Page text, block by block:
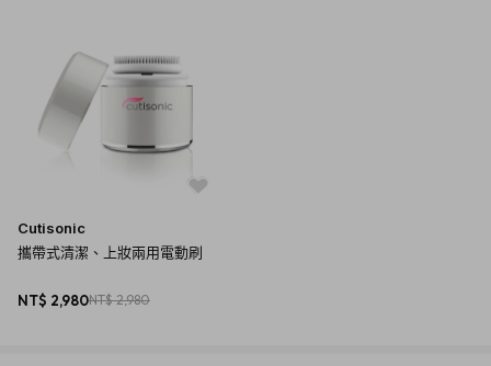
Cutisonic
攜帶式清潔、上妝兩用電動刷
NT$ 2,980NT$ 2,980